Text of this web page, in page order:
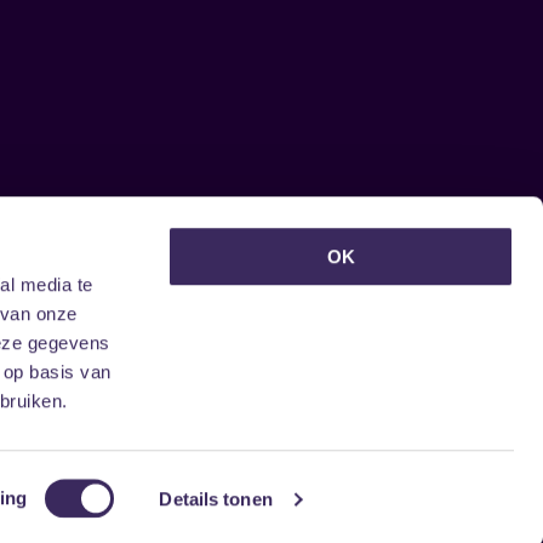
media te
onze
gegevens
basis van
Details tonen
OK
ontvangen?